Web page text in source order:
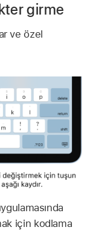
girme
ve özel
için kodlama